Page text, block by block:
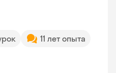
11 лет опыта